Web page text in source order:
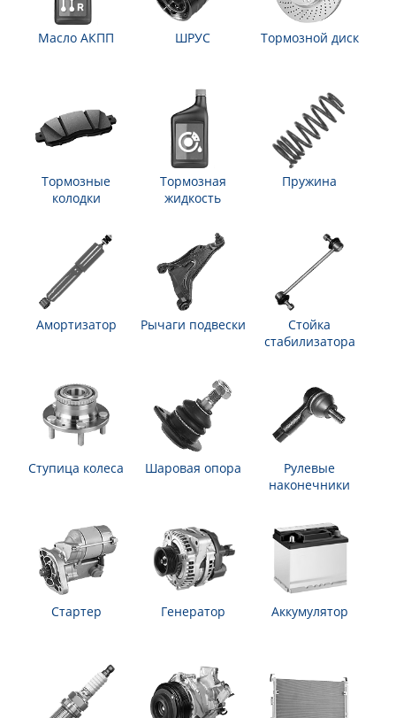
Масло АКПП ШРУС Тормозной диск
Тормозные
колодки
Тормозная
жидкость
Пружина
Амортизатор Рычаги подвески
Стойка
стабилизатора
Ступица колеса Шаровая опора
Рулевые
наконечники
Стартер Генератор Аккумулятор